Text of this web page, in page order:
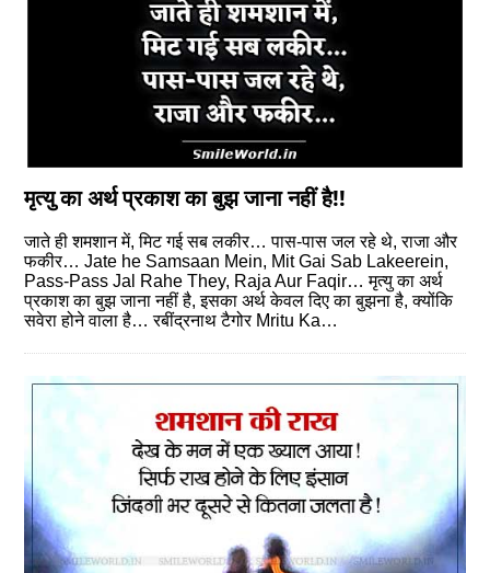
मृत्यु का अर्थ प्रकाश का बुझ जाना नहीं है!!
जाते ही शमशान में, मिट गई सब लकीर… पास-पास जल रहे थे, राजा और
फकीर… Jate he Samsaan Mein, Mit Gai Sab Lakeerein,
Pass-Pass Jal Rahe They, Raja Aur Faqir… मृत्यु का अर्थ
प्रकाश का बुझ जाना नहीं है, इसका अर्थ केवल दिए का बुझना है, क्योंकि
सवेरा होने वाला है… रबींद्रनाथ टैगोर Mritu Ka…